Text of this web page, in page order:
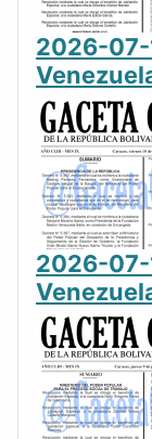
2026-07-
2026-07-